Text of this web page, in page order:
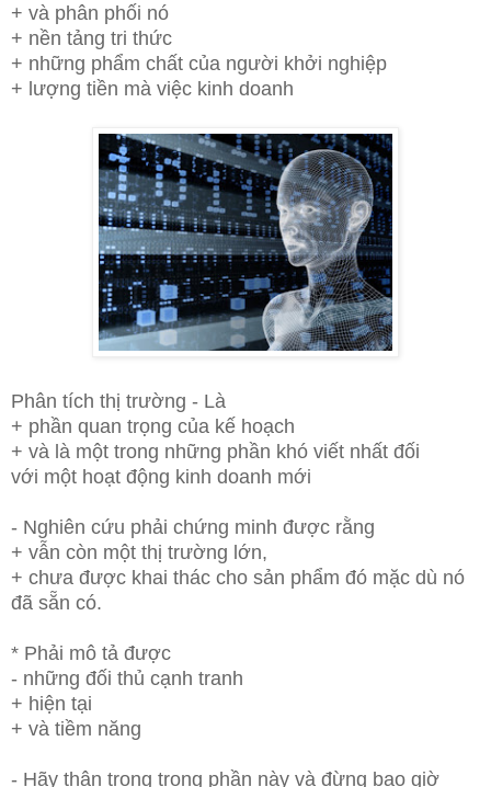
+ và phân phối nó
+ nền tảng tri thức
+ những phẩm chất của người khởi nghiệp
+ lượng tiền mà việc kinh doanh
Phân tích thị trường - Là
+ phần quan trọng của kế hoạch
+ và là một trong những phần khó viết nhất đối
với một hoạt động kinh doanh mới
- Nghiên cứu phải chứng minh được rằng
+ vẫn còn một thị trường lớn,
+ chưa được khai thác cho sản phẩm đó mặc dù nó
đã sẵn có.
* Phải mô tả được
- những đối thủ cạnh tranh
+ hiện tại
+ và tiềm năng
- Hãy thận trọng trong phần này và đừng bao giờ